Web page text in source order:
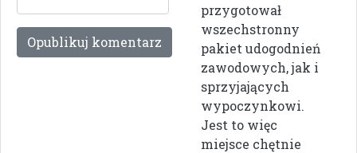
przygotował
wszechstronny
pakiet udogodnień
zawodowych, jak i
sprzyjających
wypoczynkowi.
Jest to więc
miejsce chętnie